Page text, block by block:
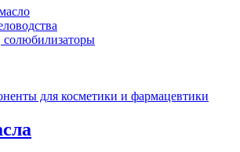
солюбилизаторы
для косметики и фармацевтики